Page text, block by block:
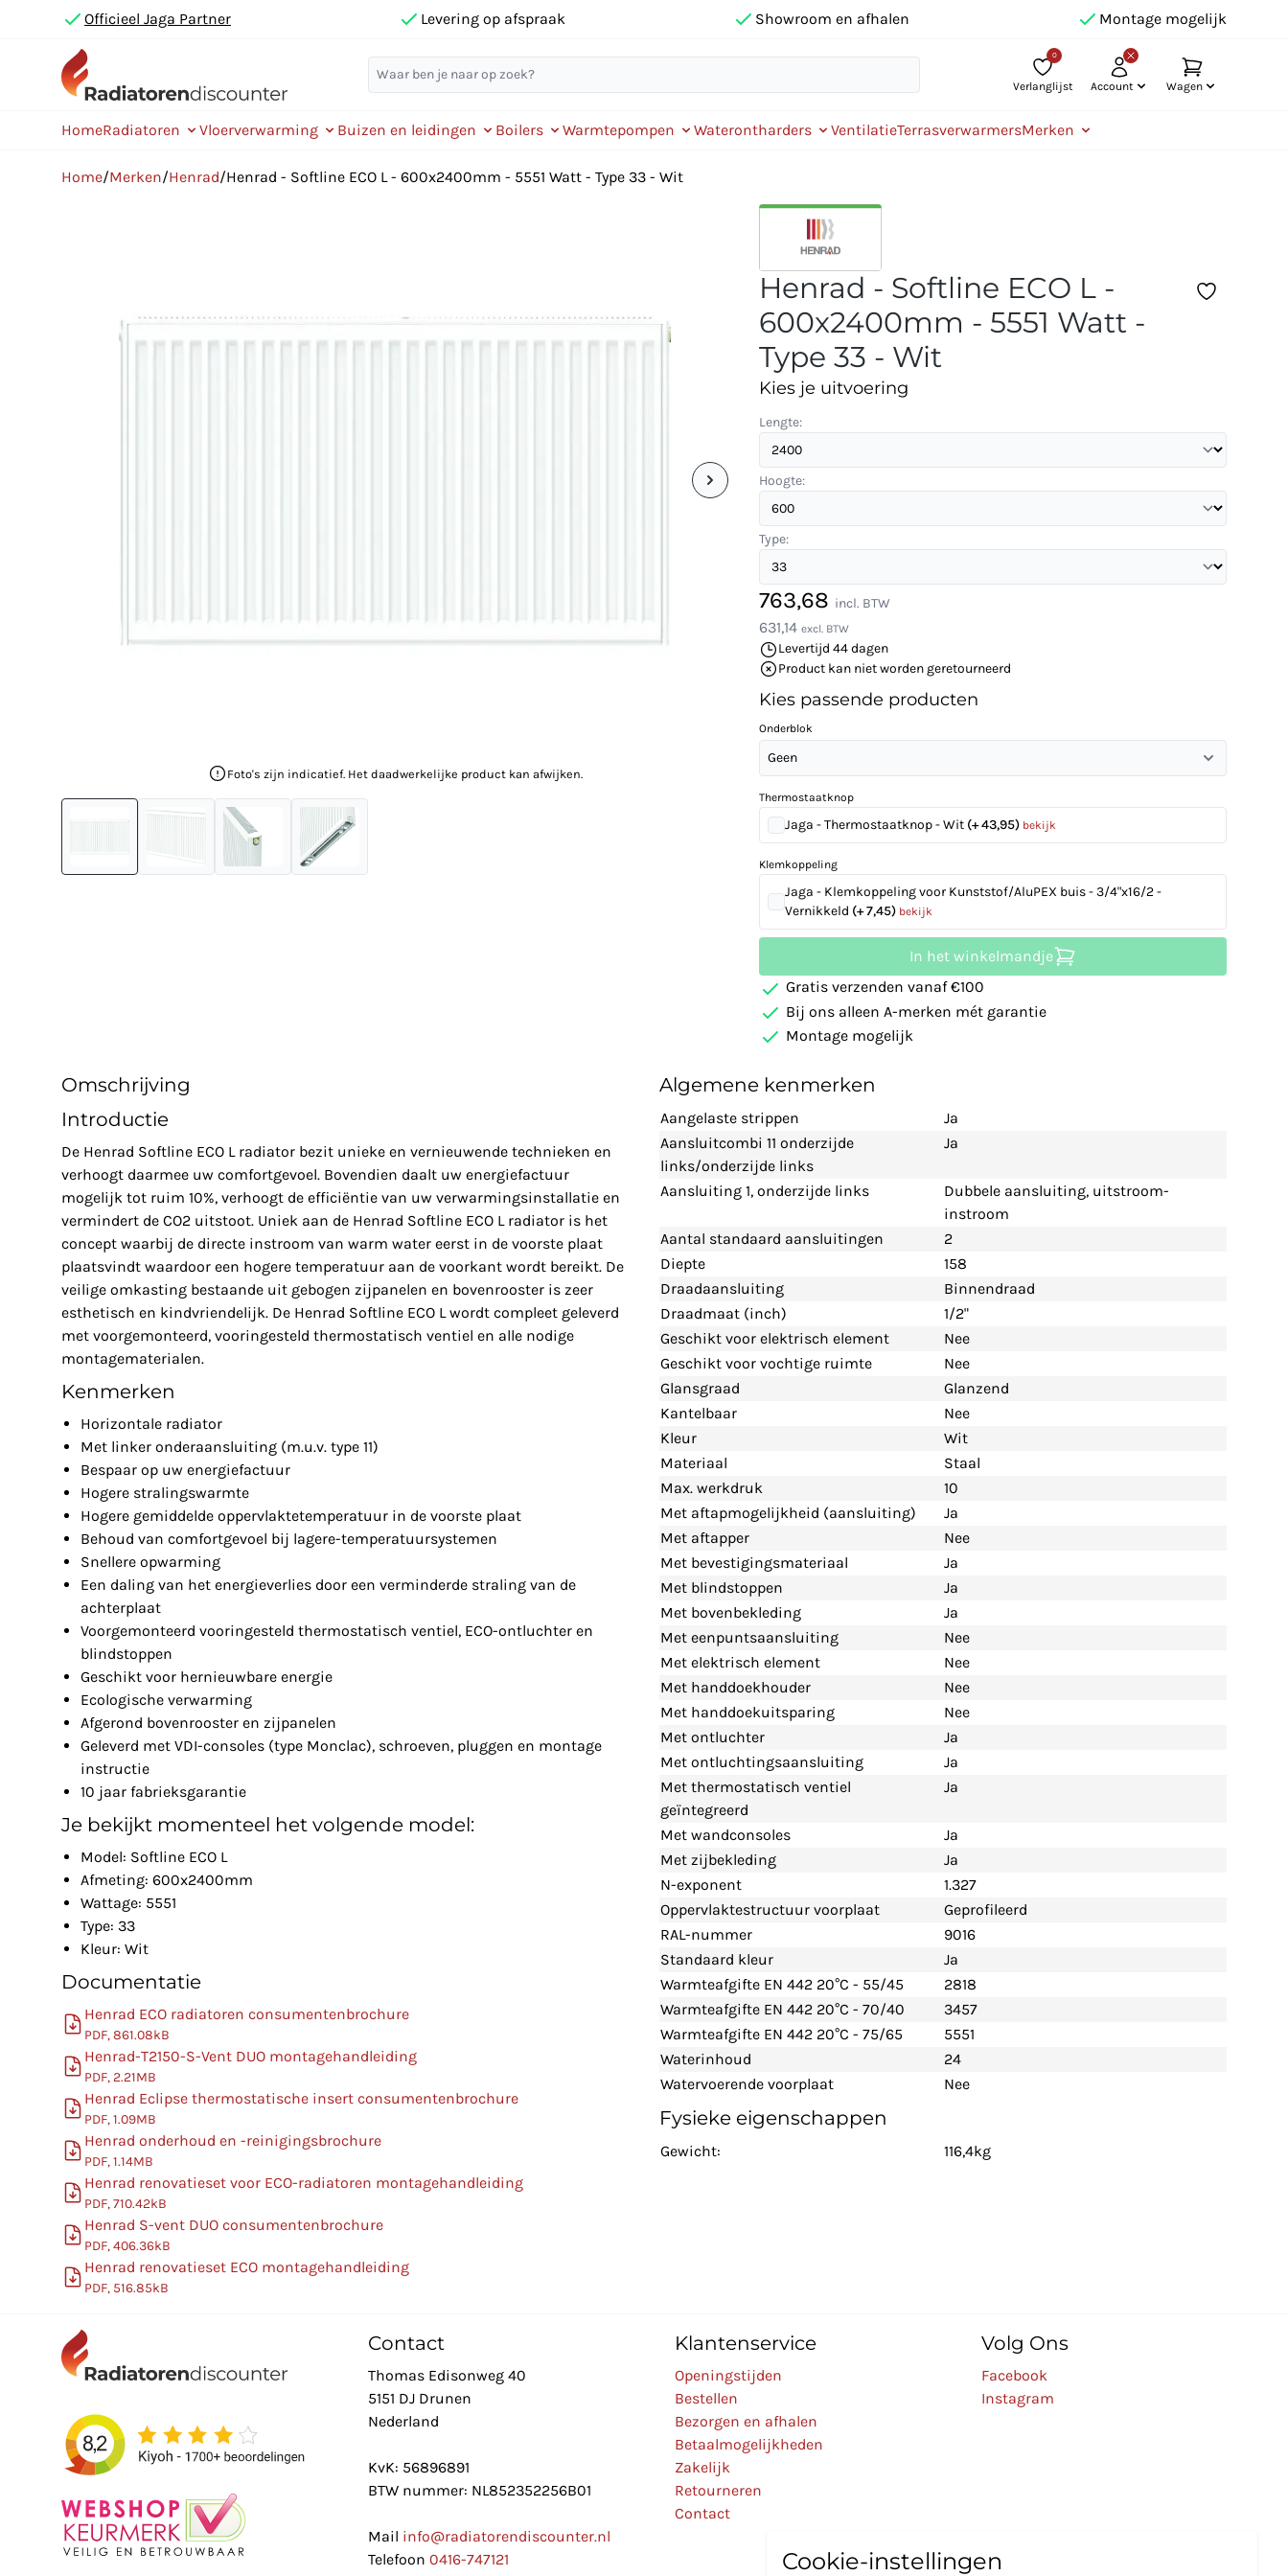
Officieel Jaga Partner Levering op afspraak Showroom en afhalen Montage mogelijk
0
Verlanglijst Account Wagen
HomeRadiatoren Vloerverwarming Buizen en leidingen Boilers Warmtepompen Waterontharders VentilatieTerrasverwarmersMerken
Home/Merken/Henrad/Henrad - Softline ECO L - 600x2400mm - 5551 Watt - Type 33 - Wit
Foto's zijn indicatief. Het daadwerkelijke product kan afwijken.
Henrad - Softline ECO L -
600x2400mm - 5551 Watt -
Type 33 - Wit
Kies je uitvoering
Lengte:
Hoogte:
Type:
763,68 incl. BTW
631,14 excl. BTW
Levertijd 44 dagen
Product kan niet worden geretourneerd
Kies passende producten
Onderblok
Geen
Thermostaatknop
Jaga - Thermostaatknop - Wit (+ 43,95) bekijk
Klemkoppeling
Jaga - Klemkoppeling voor Kunststof/AluPEX buis - 3/4"x16/2 -
Vernikkeld (+ 7,45) bekijk
In het winkelmandje
Gratis verzenden vanaf €100
Bij ons alleen A-merken mét garantie
Montage mogelijk
Omschrijving
Introductie
De Henrad Softline ECO L radiator bezit unieke en vernieuwende technieken en
verhoogt daarmee uw comfortgevoel. Bovendien daalt uw energiefactuur
mogelijk tot ruim 10%, verhoogt de efficiëntie van uw verwarmingsinstallatie en
vermindert de CO2 uitstoot. Uniek aan de Henrad Softline ECO L radiator is het
concept waarbij de directe instroom van warm water eerst in de voorste plaat
plaatsvindt waardoor een hogere temperatuur aan de voorkant wordt bereikt. De
veilige omkasting bestaande uit gebogen zijpanelen en bovenrooster is zeer
esthetisch en kindvriendelijk. De Henrad Softline ECO L wordt compleet geleverd
met voorgemonteerd, vooringesteld thermostatisch ventiel en alle nodige
montagematerialen.
Kenmerken
Horizontale radiator
Met linker onderaansluiting (m.u.v. type 11)
Bespaar op uw energiefactuur
Hogere stralingswarmte
Hogere gemiddelde oppervlaktetemperatuur in de voorste plaat
Behoud van comfortgevoel bij lagere-temperatuursystemen
Snellere opwarming
Een daling van het energieverlies door een verminderde straling van de
achterplaat
Voorgemonteerd vooringesteld thermostatisch ventiel, ECO-ontluchter en
blindstoppen
Geschikt voor hernieuwbare energie
Ecologische verwarming
Afgerond bovenrooster en zijpanelen
Geleverd met VDI-consoles (type Monclac), schroeven, pluggen en montage
instructie
10 jaar fabrieksgarantie
Je bekijkt momenteel het volgende model:
Model: Softline ECO L
Afmeting: 600x2400mm
Wattage: 5551
Type: 33
Kleur: Wit
Documentatie
Henrad ECO radiatoren consumentenbrochure
PDF, 861.08kB
Henrad-T2150-S-Vent DUO montagehandleiding
PDF, 2.21MB
Henrad Eclipse thermostatische insert consumentenbrochure
PDF, 1.09MB
Henrad onderhoud en -reinigingsbrochure
PDF, 1.14MB
Henrad renovatieset voor ECO-radiatoren montagehandleiding
PDF, 710.42kB
Henrad S-vent DUO consumentenbrochure
PDF, 406.36kB
Henrad renovatieset ECO montagehandleiding
PDF, 516.85kB
Algemene kenmerken
Aangelaste strippen
Ja
Aansluitcombi 11 onderzijde
links/onderzijde links
Ja
Aansluiting 1, onderzijde links
Dubbele aansluiting, uitstroom-
instroom
Aantal standaard aansluitingen
2
Diepte
158
Draadaansluiting
Binnendraad
Draadmaat (inch)
1/2"
Geschikt voor elektrisch element
Nee
Geschikt voor vochtige ruimte
Nee
Glansgraad
Glanzend
Kantelbaar
Nee
Kleur
Wit
Materiaal
Staal
Max. werkdruk
10
Met aftapmogelijkheid (aansluiting)
Ja
Met aftapper
Nee
Met bevestigingsmateriaal
Ja
Met blindstoppen
Ja
Met bovenbekleding
Ja
Met eenpuntsaansluiting
Nee
Met elektrisch element
Nee
Met handdoekhouder
Nee
Met handdoekuitsparing
Nee
Met ontluchter
Ja
Met ontluchtingsaansluiting
Ja
Met thermostatisch ventiel
geïntegreerd
Ja
Met wandconsoles
Ja
Met zijbekleding
Ja
N-exponent
1.327
Oppervlaktestructuur voorplaat
Geprofileerd
RAL-nummer
9016
Standaard kleur
Ja
Warmteafgifte EN 442 20°C - 55/45
2818
Warmteafgifte EN 442 20°C - 70/40
3457
Warmteafgifte EN 442 20°C - 75/65
5551
Waterinhoud
24
Watervoerende voorplaat
Nee
Fysieke eigenschappen
Gewicht: 116,4kg
Contact
Thomas Edisonweg 40
5151 DJ Drunen
Nederland
KvK: 56896891
BTW nummer: NL852352256B01
Mail info@radiatorendiscounter.nl
Telefoon 0416-747121
Klantenservice
Openingstijden
Bestellen
Bezorgen en afhalen
Betaalmogelijkheden
Zakelijk
Retourneren
Contact
Volg Ons
Facebook
Instagram
Cookie-instellingen